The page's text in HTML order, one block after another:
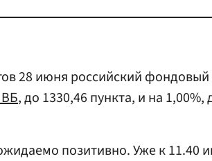
28 июня российский
, до 1330,46 пункта, и на
позитивно. Уже к 11.40